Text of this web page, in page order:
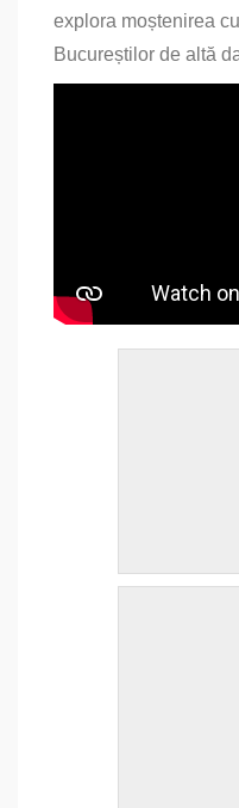
explora moștenirea
Bucureștilor de altă